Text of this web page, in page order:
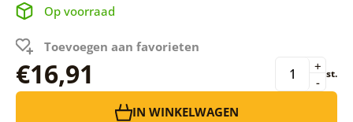
Op voorraad
Toevoegen aan favorieten
€16,91 -
+ st.
IN WINKELWAGEN